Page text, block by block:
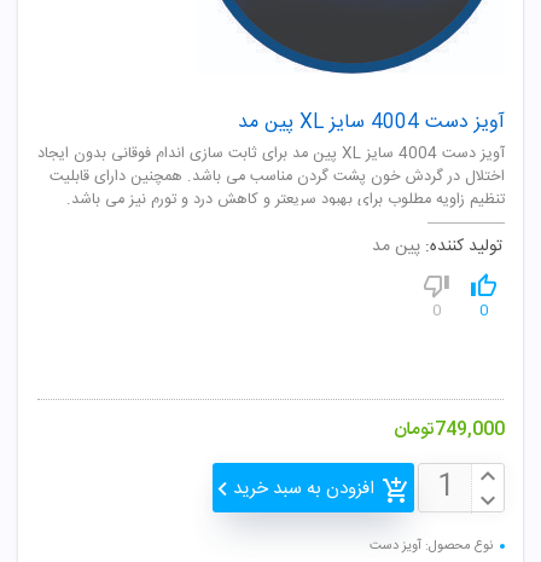
آویز دست 4004 سایز XL پین مد
آویز دست 4004 سایز XL پین مد برای ثابت سازی اندام فوقانی بدون ایجاد
اختلال در گردش خون پشت گردن مناسب می باشد. همچنین دارای قابلیت
تنظیم زاویه مطلوب برای بهبود سریعتر و کاهش درد و تورم نیز می باشد.
تولید کننده: پین مد
0
0
749,000تومان
افزودن به سبد خرید
نوع محصول: آویز دست